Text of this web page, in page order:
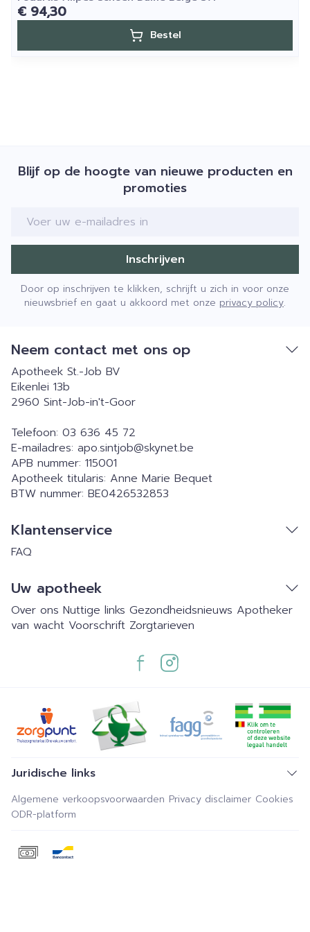
€ 94,30
Bestel
Blijf op de hoogte van nieuwe producten en
promoties
E-mail adres
Inschrijven
Door op inschrijven te klikken, schrijft u zich in voor onze
nieuwsbrief en gaat u akkoord met onze privacy policy.
Neem contact met ons op
Apotheek St.-Job BV
Eikenlei 13b
2960 Sint-Job-in't-Goor
Telefoon: 03 636 45 72
E-mailadres: apo.sintjob@skynet.be
APB nummer: 115001
Apotheek titularis: Anne Marie Bequet
BTW nummer: BE0426532853
Klantenservice
FAQ
Uw apotheek
Over ons Nuttige links Gezondheidsnieuws Apotheker
van wacht Voorschrift Zorgtarieven
Juridische links
Algemene verkoopsvoorwaarden Privacy disclaimer Cookies
ODR-platform